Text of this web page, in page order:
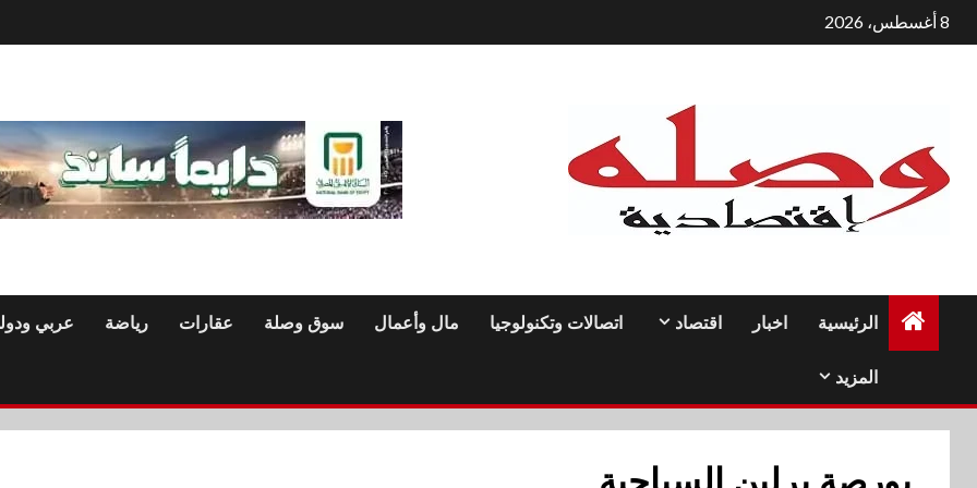
التجاوز
إلى
8 أغسطس، 2026
الرئيسية اخبار اقتصاد اتصالات وتكنولوجيا مال وأعمال سوق وصلة عقارات رياضة عربي
المزيد